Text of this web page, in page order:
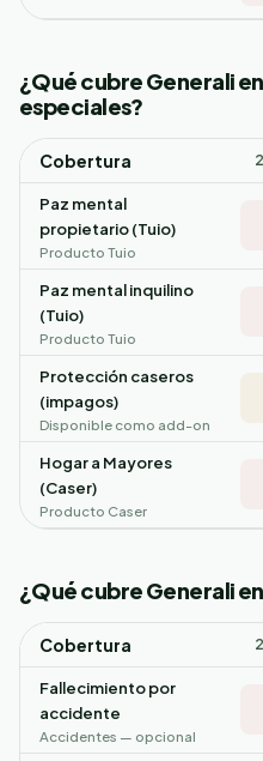
¿Qué cubre Generali
especiales?
Cobertura
Paz mental
propietario (Tuio)
Producto Tuio
Paz mental inquilino
(Tuio)
Producto Tuio
Protección caseros
(impagos)
Disponible como add-on
Hogar a Mayores
(Caser)
Producto Caser
¿Qué cubre Generali
Cobertura
Fallecimiento por
accidente
Accidentes — opcional